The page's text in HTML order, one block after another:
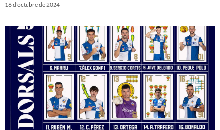
16 d'octubre de 2024